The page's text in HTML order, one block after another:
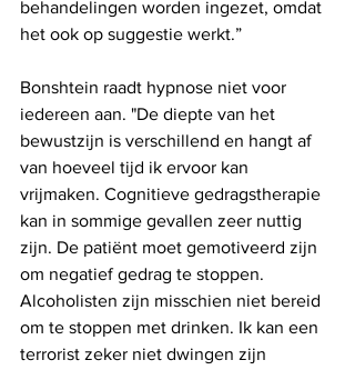
behandelingen worden ingezet, omdat
het ook op suggestie werkt.”
Bonshtein raadt hypnose niet voor
iedereen aan. "De diepte van het
bewustzijn is verschillend en hangt af
van hoeveel tijd ik ervoor kan
vrijmaken. Cognitieve gedragstherapie
kan in sommige gevallen zeer nuttig
zijn. De patiënt moet gemotiveerd zijn
om negatief gedrag te stoppen.
Alcoholisten zijn misschien niet bereid
om te stoppen met drinken. Ik kan een
terrorist zeker niet dwingen zijn